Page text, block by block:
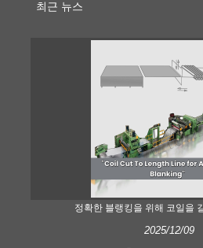
최근 뉴스
정확한 블랭킹을 위해 코일을
2025/12/09